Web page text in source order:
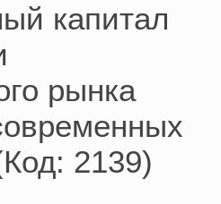
капитал
рынка
2139)